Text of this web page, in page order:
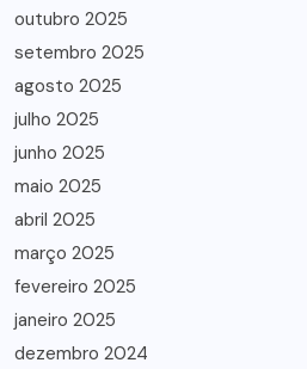
outubro 2025
setembro 2025
agosto 2025
julho 2025
junho 2025
maio 2025
abril 2025
março 2025
fevereiro 2025
janeiro 2025
dezembro 2024